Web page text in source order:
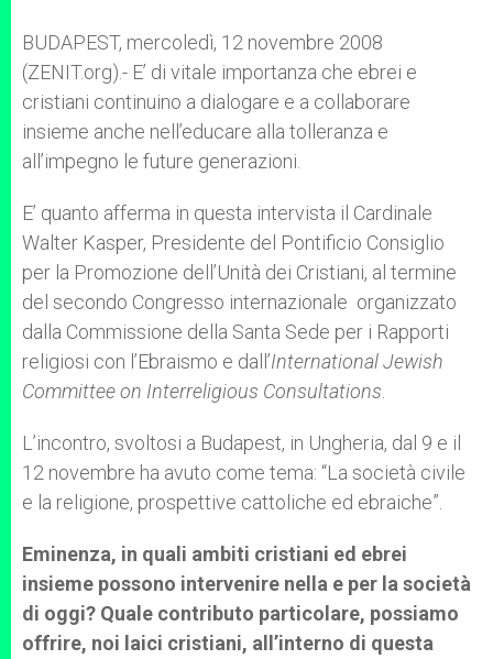
BUDAPEST, mercoledì, 12 novembre 2008
(ZENIT.org).- E’ di vitale importanza che ebrei e
cristiani continuino a dialogare e a collaborare
insieme anche nell’educare alla tolleranza e
all’impegno le future generazioni.
E’ quanto afferma in questa intervista il Cardinale
Walter Kasper, Presidente del Pontificio Consiglio
per la Promozione dell’Unità dei Cristiani, al termine
del secondo Congresso internazionale organizzato
dalla Commissione della Santa Sede per i Rapporti
religiosi con l’Ebraismo e dall’International Jewish
Committee on Interreligious Consultations
L’incontro, svoltosi a Budapest, in Ungheria, dal 9 e il
12 novembre ha avuto come tema: “La società civile
e la religione, prospettive cattoliche ed ebraiche”.
Eminenza, in quali ambiti cristiani ed ebrei
insieme possono intervenire nella e per la società
di oggi? Quale contributo particolare, possiamo
offrire, noi laici cristiani, all’interno di questa